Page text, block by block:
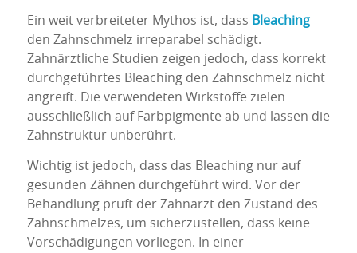
Ein weit verbreiteter Mythos ist, dass Bleaching
den Zahnschmelz irreparabel schädigt.
Zahnärztliche Studien zeigen jedoch, dass korrekt
durchgeführtes Bleaching den Zahnschmelz nicht
angreift. Die verwendeten Wirkstoffe zielen
ausschließlich auf Farbpigmente ab und lassen die
Zahnstruktur unberührt.
Wichtig ist jedoch, dass das Bleaching nur auf
gesunden Zähnen durchgeführt wird. Vor der
Behandlung prüft der Zahnarzt den Zustand des
Zahnschmelzes, um sicherzustellen, dass keine
Vorschädigungen vorliegen. In einer